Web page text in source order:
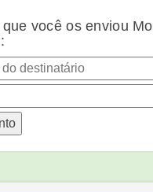
você os enviou